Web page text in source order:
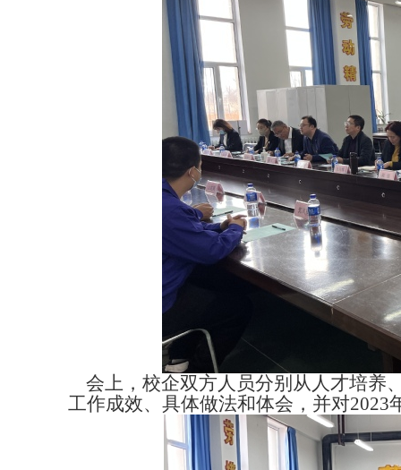
会上，校企双方人员分别从人才培养
工作成效、具体做法和体会，并对2023